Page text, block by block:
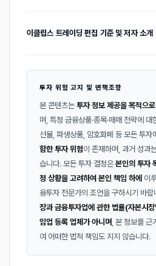
이클립스 트레이딩 편집 기준 및 저자 소
투자 위험 고지 및 면책조항
본 콘텐츠는 투자 정보 제공을 목적으
며, 특정 금융상품·종목·매매 전략에 대
선물, 파생상품, 암호화폐 등 모든 투자
함한 투자 위험이 존재하며, 과거 성과
습니다. 모든 투자 결정은본인의 투자
정 상황을 고려하여 본인 책임 하에 이
융투자 전문가의 조언을 구하시기 바
장과 금융투자업에 관한 법률(자본시
임업 등록 업체가 아니며 , 본 정보를
여 어떠한 법적 책임도 지지 않습니다.